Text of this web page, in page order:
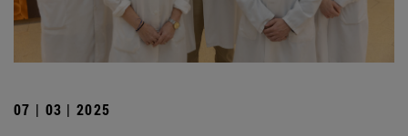
07 | 03 | 2025